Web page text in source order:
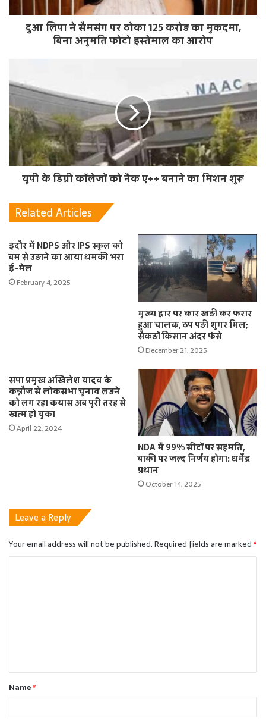
दुआ लिपा ने सैमसंग पर ठोका 125 करोड़ का मुकदमा,
बिना अनुमति फोटो इस्तेमाल का आरोप
यूपी के डिग्री कॉलेजों को नैक ए++ बनाने का मिशन शुरू
Related Articles
इंदौर में NDPS और IPS स्कूल को
बम से उड़ाने का आया धमकी भरा
ई-मेल
February 4, 2025
मुख्य द्वार पर कार खड़ी कर फरार
हुआ चालक, ठप पड़ी शुगर मिल;
सैकड़ों किसान अंदर फंसे
December 21, 2025
सपा प्रमुख अखिलेश यादव के
कन्नौज से लोकसभा चुनाव लड़ने
को लग रहा कयास अब पूरी तरह से
खत्म हो चुका
April 22, 2024
NDA में 99% सीटों पर सहमति,
बाकी पर जल्द निर्णय होगा: धर्मेंद्र
प्रधान
October 14, 2025
Leave a Reply
Your email address will not be published.Required fields are marked*
t
*Name*